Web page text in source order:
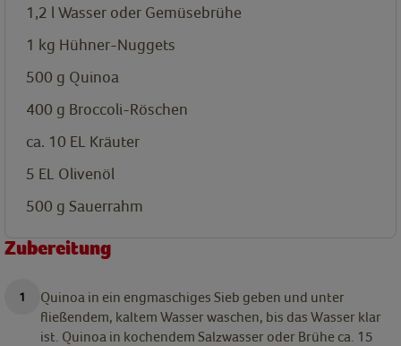
1,2 l Wasser oder Gemüsebrühe
1 kg Hühner-Nuggets
500 g Quinoa
400 g Broccoli-Röschen
ca. 10 EL Kräuter
5 EL Olivenöl
500 g Sauerrahm
Zubereitung
Quinoa in ein engmaschiges Sieb geben und unter
fließendem, kaltem Wasser waschen, bis das Wasser klar
ist. Quinoa in kochendem Salzwasser oder Brühe ca. 15